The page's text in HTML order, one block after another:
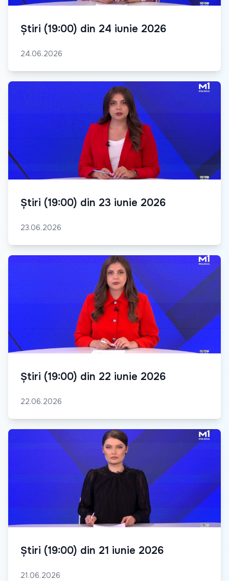
Știri (19:00) din 24 iunie 2026
24.06.2026
Știri (19:00) din 23 iunie 2026
23.06.2026
Știri (19:00) din 22 iunie 2026
22.06.2026
Știri (19:00) din 21 iunie 2026
21.06.2026